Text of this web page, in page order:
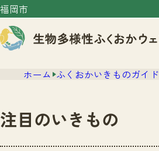
福岡市
センター紹介
ホーム ふくおかいきものガイド
注目のいきもの